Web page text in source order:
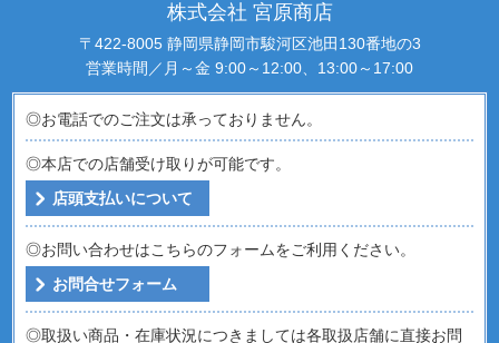
株式会社 宮原商店
〒422-8005 静岡県静岡市駿河区池田130番地の3
営業時間／月～金 9:00～12:00、13:00～17:00
◎お電話でのご注文は承っておりません。
◎本店での店舗受け取りが可能です。
店頭支払いについて
◎お問い合わせはこちらのフォームをご利用ください。
お問合せフォーム
◎取扱い商品・在庫状況につきましては各取扱店舗に直接お問